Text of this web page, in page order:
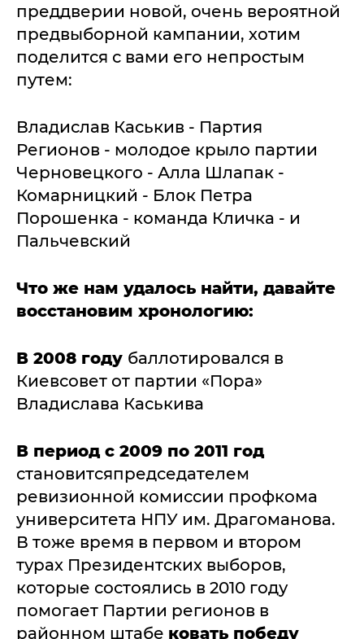
преддверии новой, очень вероятной
предвыборной кампании, хотим
поделится с вами его непростым
путем:
Владислав Каськив - Партия
Регионов - молодое крыло партии
Черновецкого - Алла Шлапак -
Комарницкий - Блок Петра
Порошенка - команда Кличка - и
Пальчевский
Что же нам удалось найти, давайте
восстановим хронологию:
В 2008 году баллотировался в
Киевсовет от партии «Пора»
Владислава Каськива
В период с 2009 по 2011 год
становитсяпредседателем
ревизионной комиссии профкома
университета НПУ им. Драгоманова.
В тоже время в первом и втором
турах Президентских выборов,
которые состоялись в 2010 году
помогает Партии регионов в
районном штабе ковать победу